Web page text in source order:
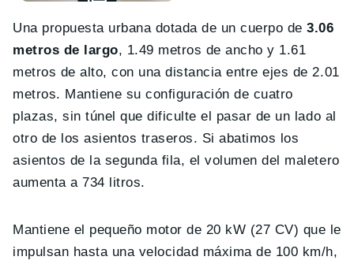
Una propuesta urbana dotada de un cuerpo de3.06
metros de largo, 1.49 metros de ancho y 1.61
metros de alto, con una distancia entre ejes de 2.01
metros. Mantiene su configuración de cuatro
plazas, sin túnel que dificulte el pasar de un lado al
otro de los asientos traseros. Si abatimos los
asientos de la segunda fila, el volumen del maletero
aumenta a 734 litros.
Mantiene el pequeño motor de 20 kW (27 CV) que le
impulsan hasta una velocidad máxima de 100 km/h,